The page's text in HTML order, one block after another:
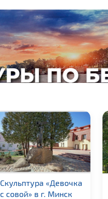
Скульптура «Девочка
с совой» в г. Минск